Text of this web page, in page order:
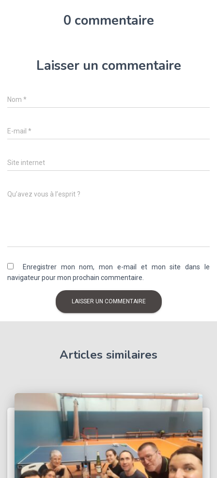
0 commentaire
Laisser un commentaire
Nom *
E-mail *
Site internet
Qu’avez vous à l’esprit ?
Enregistrer mon nom, mon e-mail et mon site dans le
navigateur pour mon prochain commentaire.
Articles similaires